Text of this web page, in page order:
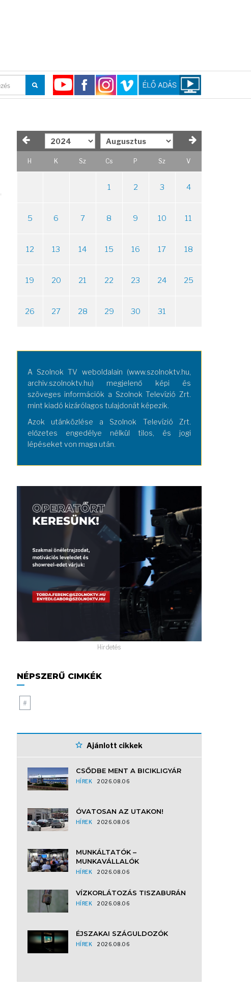
H K Sz Cs P Sz V
1 2 3 4
5 6 7 8 9 10 11
12 13 14 15 16 17 18
19 20 21 22 23 24 25
26 27 28 29 30 31
A Szolnok TV weboldalain (www.szolnoktv.hu,
archiv.szolnoktv.hu) megjelenő képi és
szöveges információk a Szolnok Televízió Zrt.
mint kiadó kizárólagos tulajdonát képezik.
Azok utánközlése a Szolnok Televízió Zrt.
előzetes engedélye nélkül tilos, és jogi
lépéseket von maga után.
Hirdetés
NÉPSZERŰ CIMKÉK
#
Ajánlott cikkek
CSŐDBE MENT A BICIKLIGYÁR
HÍREK 2026.08.06
ÓVATOSAN AZ UTAKON!
HÍREK 2026.08.06
MUNKÁLTATÓK –
MUNKAVÁLLALÓK
HÍREK 2026.08.06
VÍZKORLÁTOZÁS TISZABURÁN
HÍREK 2026.08.06
ÉJSZAKAI SZÁGULDOZÓK
HÍREK 2026.08.06